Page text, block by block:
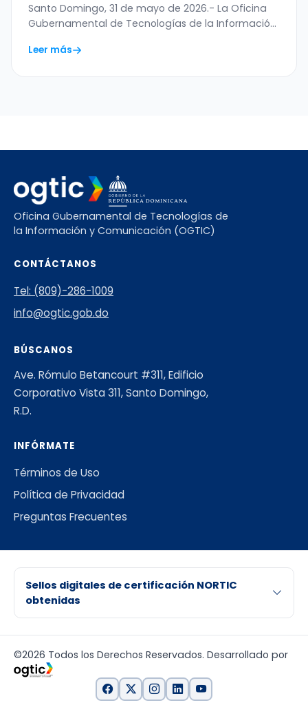
Menor
Santo Domingo, 31 de mayo de 2026.- La Oficina
Gubernamental de Tecnologías de la Información
Leer más
Oficina Gubernamental de Tecnologías de
la Información y Comunicación (OGTIC)
CONTÁCTANOS
Tel: (809)-286-1009
info@ogtic.gob.do
BÚSCANOS
Ave. Rómulo Betancourt #311, Edificio
Corporativo Vista 311, Santo Domingo,
R.D.
INFÓRMATE
Términos de Uso
Política de Privacidad
Preguntas Frecuentes
Sellos digitales de certificación NORTIC
obtenidas
©2026 Todos los Derechos Reservados. Desarrollado por